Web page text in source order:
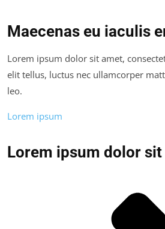
Maecenas eu iaculis
Lorem ipsum dolor sit amet,
elit tellus, luctus nec ullamcorper
leo.
Lorem ipsum
Lorem ipsum dolor sit